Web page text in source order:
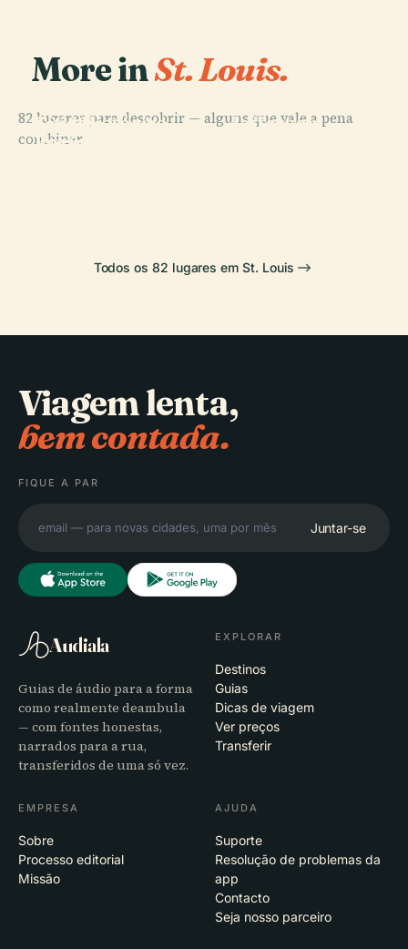
More inSt. Louis.
82 lugares para descobrir — alguns que vale a pena
combinar.
Jardim
Botânico de
PLACE
Sítio Histórico
Estadual dos
Jefferson
Todos os 82 lugares em St. Louis
Viagem lenta,
bem contada.
FIQUE A PAR
Juntar-se
Audiala
Guias de áudio para a forma
como realmente deambula
— com fontes honestas,
narrados para a rua,
transferidos de uma só vez.
EXPLORAR
Destinos
Guias
Dicas de viagem
Ver preços
Transferir
EMPRESA
Sobre
Processo editorial
Missão
AJUDA
Suporte
Resolução de problemas da
app
Contacto
Seja nosso parceiro